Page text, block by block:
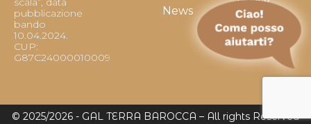
pubblicazione
bando
10.04.2024.
CUP:
G87C24000010009
News
Cookie
Policy
© 2025/2026 - GAL TERRA BAROCCA – All rights Reserved